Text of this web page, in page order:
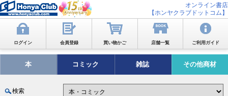
オンライン書店
【ホンヤクラブドットコム】
ログイン 会員登録 買い物かご 店舗一覧 ご利用ガイド
本 コミック 雑誌 その他商材
検索